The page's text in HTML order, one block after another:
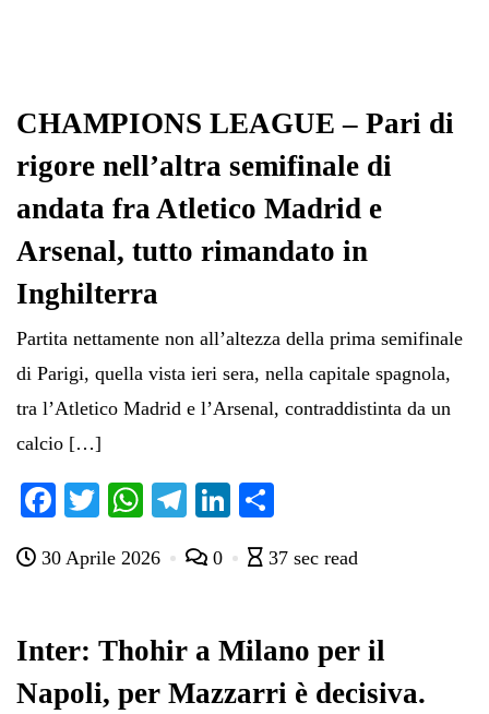
CHAMPIONS LEAGUE – Pari di
rigore nell’altra semifinale di
andata fra Atletico Madrid e
Arsenal, tutto rimandato in
Inghilterra
Partita nettamente non all’altezza della prima semifinale
di Parigi, quella vista ieri sera, nella capitale spagnola,
tra l’Atletico Madrid e l’Arsenal, contraddistinta da un
calcio […]
Fa
bo
T
tte
W
ts
pp
Te
gr
m
Li
ed di
di
30 Aprile 2026 0 37 sec read
Inter: Thohir a Milano per il
Napoli, per Mazzarri è decisiva.